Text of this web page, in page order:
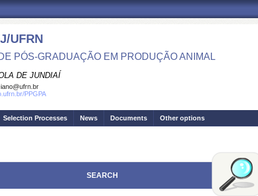
UFRN
PÓS-GRADUAÇÃO EM PRODUÇÃO ANIMAL
DE JUNDIAÍ
PPGPA
Selection Processes News Documents Other options
SEARCH